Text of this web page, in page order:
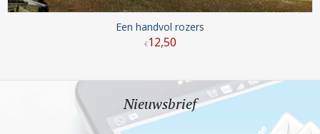
Een handvol rozers
€12,50
Nieuwsbrief